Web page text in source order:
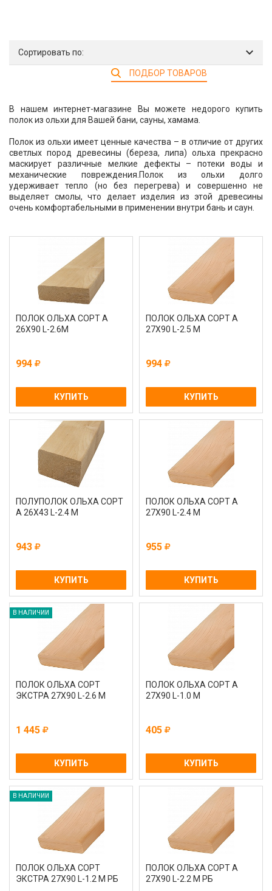
Сортировать по:
ПОДБОР ТОВАРОВ
ПОЛОК ОЛЬХА СОРТ А
26Х90 L-2.6М
994
КУПИТЬ
ПОЛОК ОЛЬХА СОРТ А
27Х90 L-2.5 М
994
КУПИТЬ
ПОЛУПОЛОК ОЛЬХА СОРТ
А 26Х43 L-2.4 М
943
КУПИТЬ
ПОЛОК ОЛЬХА СОРТ А
27Х90 L-2.4 М
955
КУПИТЬ
В НАЛИЧИИ
ПОЛОК ОЛЬХА СОРТ
ЭКСТРА 27Х90 L-2.6 М
1 445
КУПИТЬ
ПОЛОК ОЛЬХА СОРТ А
27Х90 L-1.0 М
405
КУПИТЬ
В НАЛИЧИИ
ПОЛОК ОЛЬХА СОРТ
ЭКСТРА 27Х90 L-1.2 М РБ
ПОЛОК ОЛЬХА СОРТ А
27Х90 L-2.2 М РБ
В нашем интернет-магазине Вы можете недорого купить
полок из ольхи для Вашей бани, сауны, хамама.
Полок из ольхи имеет ценные качества – в отличие от других
светлых пород древесины (береза, липа) ольха прекрасно
маскирует различные мелкие дефекты – потеки воды и
механические повреждения.Полок из ольхи долго
удерживает тепло (но без перегрева) и совершенно не
выделяет смолы, что делает изделия из этой древесины
очень комфортабельными в применении внутри бань и саун.